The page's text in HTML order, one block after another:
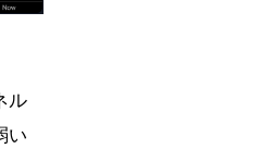
ル
い